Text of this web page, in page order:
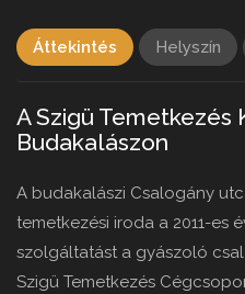
Áttekintés Helyszín
A Szigü Temetkezés
Budakalászon
A budakalászi Csalogány
temetkezési iroda a 2011-es
szolgáltatást a gyászoló
Szigü Temetkezés